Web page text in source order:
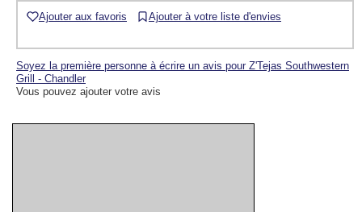
Ajouter aux favoris Ajouter à votre liste d'envies
Soyez la première personne à écrire un avis pour Z'Tejas Southwestern
Grill - Chandler
Vous pouvez ajouter votre avis